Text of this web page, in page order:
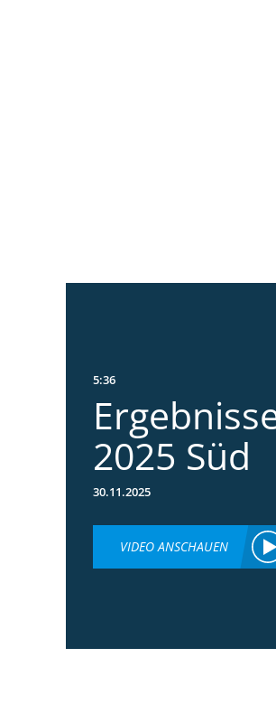
5:36
2025 Süd
30.11.2025
VIDEO ANSCHAUEN